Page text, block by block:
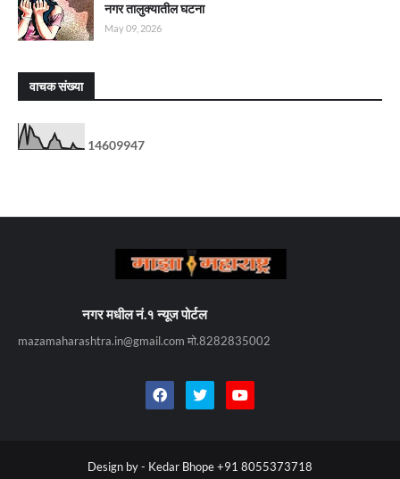
नगर तालुक्यातील घटना
May 09, 2026
वाचक संख्या
14609947
नगर मधील नं.१ न्यूज पोर्टल
mazamaharashtra.in@gmail.com मो.8282835002
Design by - Kedar Bhope +91 8055373718